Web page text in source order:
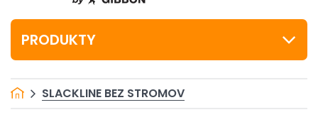
PRODUKTY
SLACKLINE BEZ STROMOV